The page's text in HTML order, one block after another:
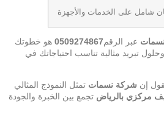
شامل على الخدمات والأجهزة
عبر الرقم0509274867 هو خطوتك
تبريد مثالية تناسب احتياجاتك في
إن شركة نسمات تمثل النموذج المثالي
مركزي بالرياض تجمع بين الخبرة والجودة